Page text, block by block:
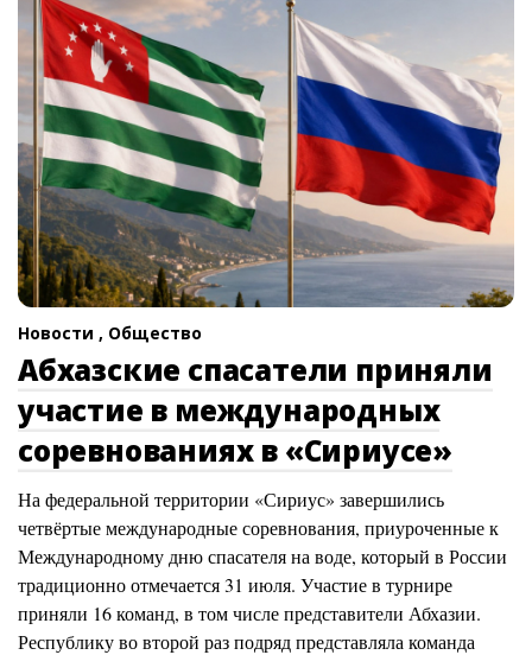
Новости , Общество
Абхазские спасатели приняли
участие в международных
соревнованиях в «Сириусе»
На федеральной территории «Сириус» завершились
четвёртые международные соревнования, приуроченные к
Международному дню спасателя на воде, который в России
традиционно отмечается 31 июля. Участие в турнире
приняли 16 команд, в том числе представители Абхазии.
Республику во второй раз подряд представляла команда